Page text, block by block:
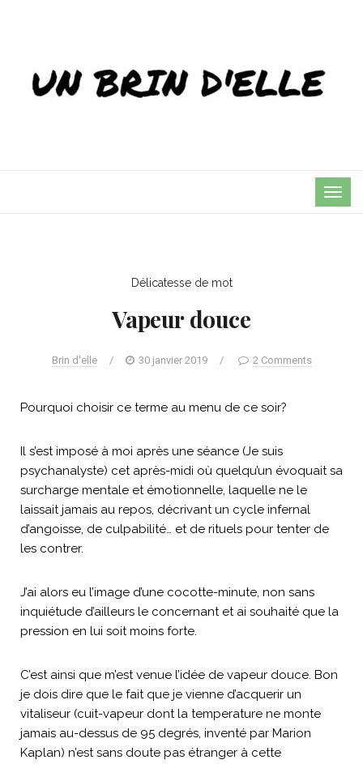
Délicatesse de mot
Vapeur douce
Brin d'elle / 30 janvier 2019 / 2 Comments
Pourquoi choisir ce terme au menu de ce soir?
Il s’est imposé à moi après une séance (Je suis
psychanalyste) cet après-midi où quelqu’un évoquait sa
surcharge mentale et émotionnelle, laquelle ne le
laissait jamais au repos, décrivant un cycle infernal
d’angoisse, de culpabilité… et de rituels pour tenter de
les contrer.
J’ai alors eu l’image d’une cocotte-minute, non sans
inquiétude d’ailleurs le concernant et ai souhaité que la
pression en lui soit moins forte.
C’est ainsi que m’est venue l’idée de vapeur douce. Bon
je dois dire que le fait que je vienne d’acquerir un
vitaliseur (cuit-vapeur dont la temperature ne monte
jamais au-dessus de 95 degrés, inventé par Marion
Kaplan) n’est sans doute pas étranger à cette